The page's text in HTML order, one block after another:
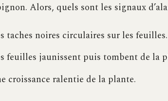
Alors, quels sont les signaux
taches noires circulaires sur les feuilles.
feuilles jaunissent puis tombent de la
croissance ralentie de la plante.